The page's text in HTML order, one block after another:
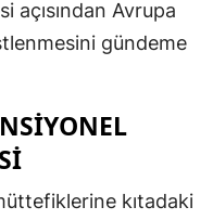
açısından Avrupa
gündeme
kıtadaki